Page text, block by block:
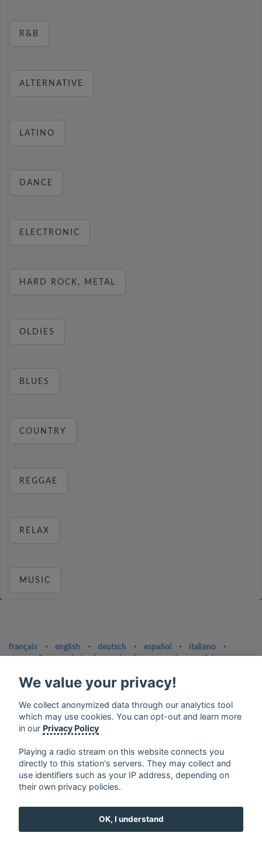
R&B
ALTERNATIVE
LATINO
DANCE
ELECTRONIC
HARD ROCK, METAL
OLDIES
BLUES
COUNTRY
REGGAE
RELAX
MUSIC
français ⋅ english ⋅ deutsch ⋅ español ⋅ italiano
⋅
русский
⋅ nederlands ⋅ dansk ⋅ svenska ⋅ türk
⋅
Contact us: contact@my-radios.com
Terms of service
Privacy Policy
We value your privacy!
We collect anonymized data through our analytics tool
which may use cookies. You can opt-out and learn more
in our Privacy Policy
Playing a radio stream on this website connects you
directly to this station's servers. They may collect and
use identifiers such as your IP address, depending on
their own privacy policies.
OK, I understand